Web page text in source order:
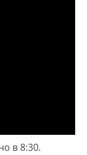
в 8:30.